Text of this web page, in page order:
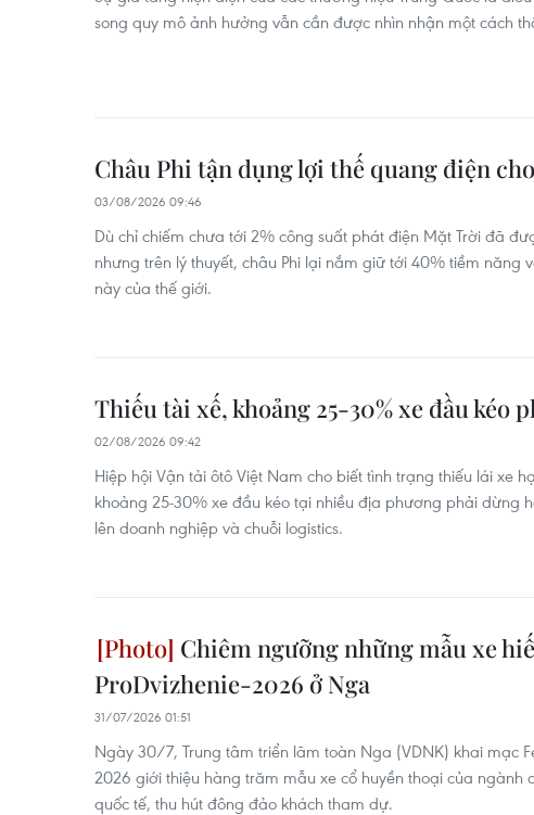
song quy mô ảnh hưởng vẫn cần được nhìn nhận một cách
Châu Phi tận dụng lợi thế quang điện
03/08/2026 09:46
Dù chỉ chiếm chưa tới 2% công suất phát điện Mặt Trời đã
nhưng trên lý thuyết, châu Phi lại nắm giữ tới 40% tiềm năng
này của thế giới.
Thiếu tài xế, khoảng 25-30% xe đầu kéo
02/08/2026 09:42
Hiệp hội Vận tải ôtô Việt Nam cho biết tình trạng thiếu lái xe
khoảng 25-30% xe đầu kéo tại nhiều địa phương phải dừng
lên doanh nghiệp và chuỗi logistics.
Chiêm ngưỡng những mẫu xe
ProDvizhenie-2026 ở Nga
31/07/2026 01:51
Ngày 30/7, Trung tâm triển lãm toàn Nga (VDNK) khai mạc
2026 giới thiệu hàng trăm mẫu xe cổ huyền thoại của ngành
quốc tế, thu hút đông đảo khách tham dự.